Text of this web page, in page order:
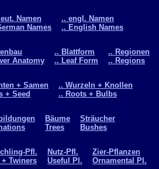
Namen
Names
.. engl. Namen
.. English Names
Anatomy
.. Blattform
.. Leaf Form
.. Regionen
.. Regions
+ Samen
+ Seed
.. Wurzeln + Knollen
.. Roots + Bulbs
Bäume
Trees
Sträucher
Bushes
Pfl.
Twiners
Nutz-Pfl.
Useful Pl.
Zier-Pflanzen
Ornamental Pl.